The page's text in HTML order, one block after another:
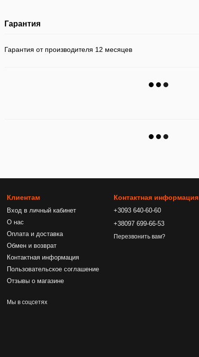
Гарантия
Гарантия от производителя 12 месяцев
Клиентам
Вход в личный кабинет
О нас
Оплата и доставка
Обмен и возврат
Контактная информация
Пользовательское соглашение
Отзывы о магазине
Мы в соцсетях
Контактная информация
+3093 640-60-60
+38097 699-66-53
Перезвонить вам?